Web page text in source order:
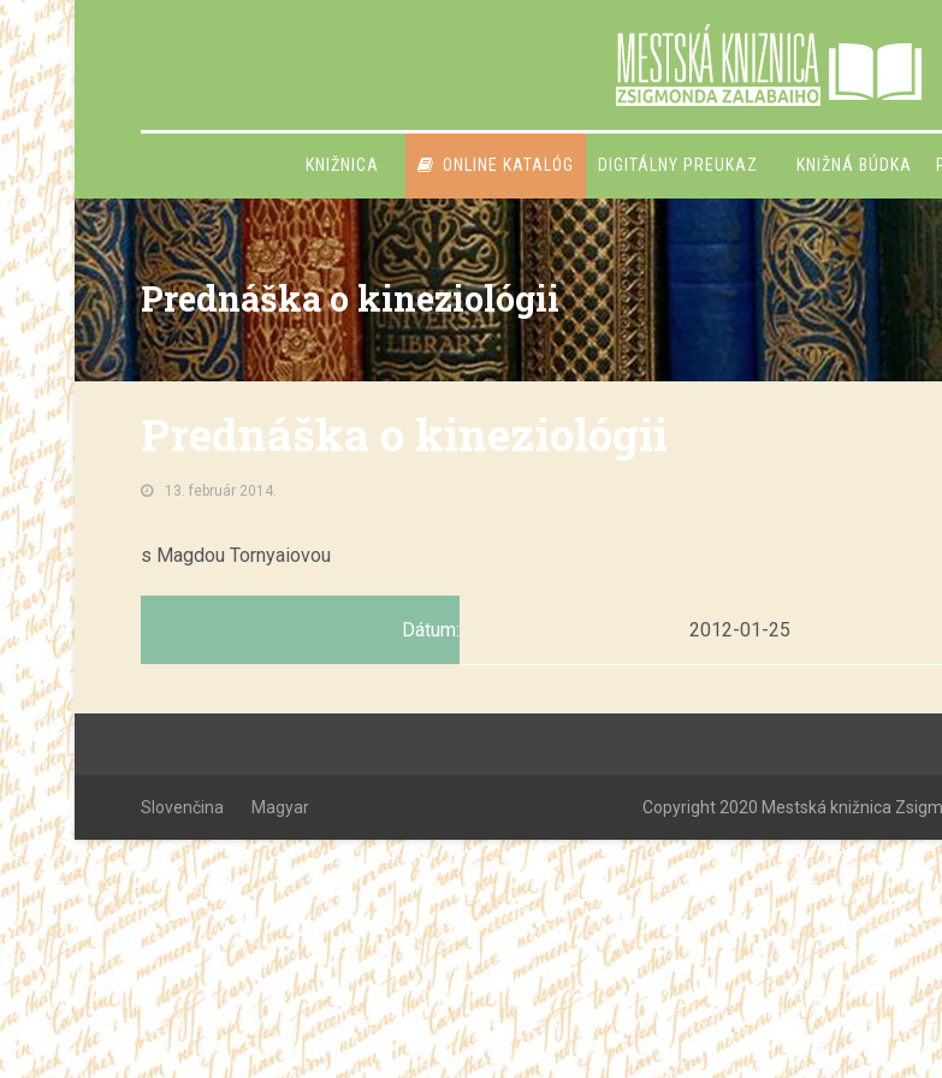
KNIŽNICA ONLINE KATALÓG DIGITÁLNY PREUKAZ KNIŽNÁ BÚDKA
Prednáška o kineziológii
Prednáška o kineziológii
13. február 2014.
s Magdou Tornyaiovou
Dátum: 2012-01-25
Slovenčina Magyar Copyright 2020 Mestská knižnica